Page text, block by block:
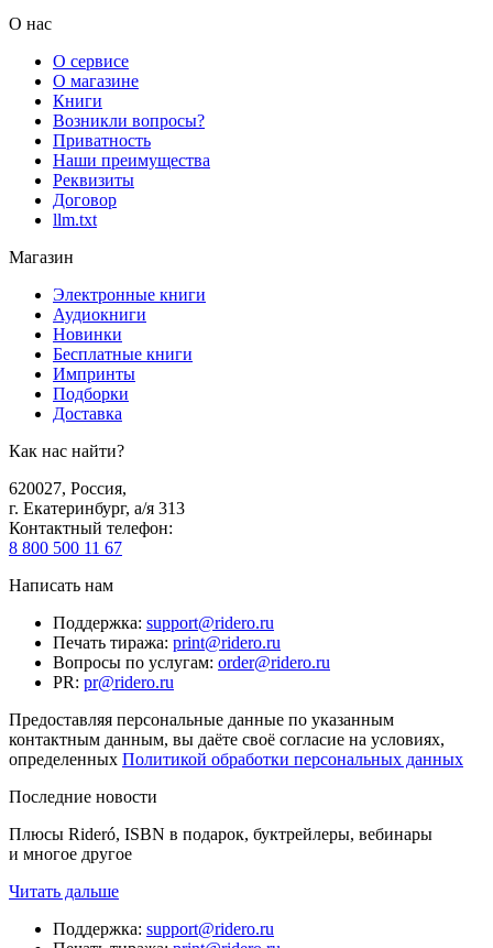
О нас
О сервисе
О магазине
Книги
Возникли вопросы?
Приватность
Наши преимущества
Реквизиты
Договор
llm.txt
Магазин
Электронные книги
Аудиокниги
Новинки
Бесплатные книги
Импринты
Подборки
Доставка
Как нас найти?
620027, Россия,
г. Екатеринбург, а/я 313
Контактный телефон:
8 800 500 11 67
Написать нам
Поддержка: support@ridero.ru
Печать тиража: print@ridero.ru
Вопросы по услугам: order@ridero.ru
PR: pr@ridero.ru
Предоставляя персональные данные по указанным
контактным данным, вы даёте своё согласие на условиях,
определенных Политикой обработки персональных данных
Последние новости
Плюсы Rideró, ISBN в подарок, буктрейлеры, вебинары
и многое другое
Читать дальше
Поддержка: support@ridero.ru